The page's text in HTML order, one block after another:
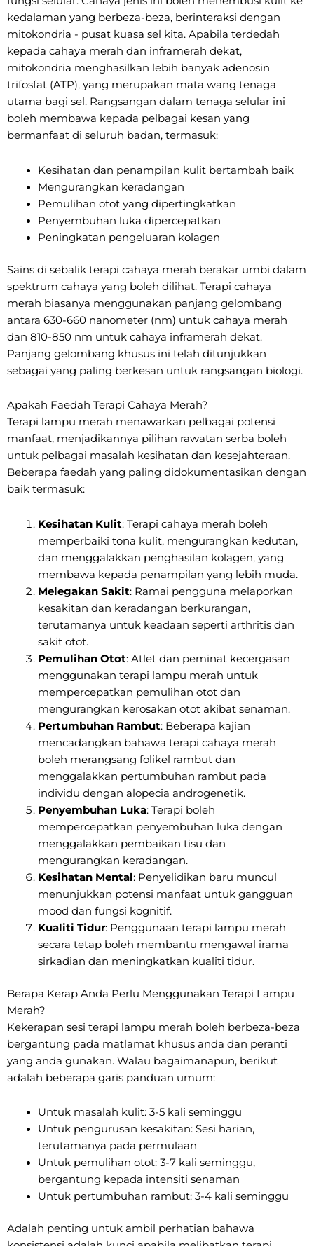
kedalaman yang berbeza-beza, berinteraksi dengan
mitokondria - pusat kuasa sel kita. Apabila terdedah
kepada cahaya merah dan inframerah dekat,
mitokondria menghasilkan lebih banyak adenosin
trifosfat (ATP), yang merupakan mata wang tenaga
utama bagi sel. Rangsangan dalam tenaga selular ini
boleh membawa kepada pelbagai kesan yang
bermanfaat di seluruh badan, termasuk:
Kesihatan dan penampilan kulit bertambah baik
Mengurangkan keradangan
Pemulihan otot yang dipertingkatkan
Penyembuhan luka dipercepatkan
Peningkatan pengeluaran kolagen
Sains di sebalik terapi cahaya merah berakar umbi dalam
spektrum cahaya yang boleh dilihat. Terapi cahaya
merah biasanya menggunakan panjang gelombang
antara 630-660 nanometer (nm) untuk cahaya merah
dan 810-850 nm untuk cahaya inframerah dekat.
Panjang gelombang khusus ini telah ditunjukkan
sebagai yang paling berkesan untuk rangsangan biologi.
Apakah Faedah Terapi Cahaya Merah?
Terapi lampu merah menawarkan pelbagai potensi
manfaat, menjadikannya pilihan rawatan serba boleh
untuk pelbagai masalah kesihatan dan kesejahteraan.
Beberapa faedah yang paling didokumentasikan dengan
baik termasuk:
Kesihatan Kulit: Terapi cahaya merah boleh
memperbaiki tona kulit, mengurangkan kedutan,
dan menggalakkan penghasilan kolagen, yang
membawa kepada penampilan yang lebih muda.
Melegakan Sakit: Ramai pengguna melaporkan
kesakitan dan keradangan berkurangan,
terutamanya untuk keadaan seperti arthritis dan
sakit otot.
Pemulihan Otot: Atlet dan peminat kecergasan
menggunakan terapi lampu merah untuk
mempercepatkan pemulihan otot dan
mengurangkan kerosakan otot akibat senaman.
Pertumbuhan Rambut: Beberapa kajian
mencadangkan bahawa terapi cahaya merah
boleh merangsang folikel rambut dan
menggalakkan pertumbuhan rambut pada
individu dengan alopecia androgenetik.
Penyembuhan Luka: Terapi boleh
mempercepatkan penyembuhan luka dengan
menggalakkan pembaikan tisu dan
mengurangkan keradangan.
Kesihatan Mental: Penyelidikan baru muncul
menunjukkan potensi manfaat untuk gangguan
mood dan fungsi kognitif.
Kualiti Tidur: Penggunaan terapi lampu merah
secara tetap boleh membantu mengawal irama
sirkadian dan meningkatkan kualiti tidur.
Berapa Kerap Anda Perlu Menggunakan Terapi Lampu
Merah?
Kekerapan sesi terapi lampu merah boleh berbeza-beza
bergantung pada matlamat khusus anda dan peranti
yang anda gunakan. Walau bagaimanapun, berikut
adalah beberapa garis panduan umum:
Untuk masalah kulit: 3-5 kali seminggu
Untuk pengurusan kesakitan: Sesi harian,
terutamanya pada permulaan
Untuk pemulihan otot: 3-7 kali seminggu,
bergantung kepada intensiti senaman
Untuk pertumbuhan rambut: 3-4 kali seminggu
Adalah penting untuk ambil perhatian bahawa